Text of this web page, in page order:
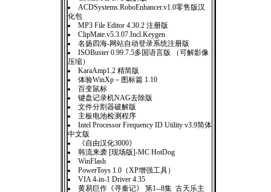
ACDSystems.RoboEnhancer.v1.0零售版汉
化包
MP3 File Editor 4.30.2 注册版
ClipMate.v5.3.07.Incl.Keygen
名扬四海-网站自动登录系统注册版
ISOBuster 0.99.7.5多国语言版 （可解影像
压缩）
KaraAmp1.2 精简版
体验WinXp－图标篇 1.10
百变鼠标
键盘记录机NAG去除版
文件分割器破解版
主板电池检测程序
Intel Processor Frequency ID Utility v3.9简体
中文版
《自由汉化3000》
韩流来袭 [现场版]-MC HotDog
WinFlash
PowerToys 1.0（XP增强工具）
VIA 4-in-1 Driver 4.35
黄易巨作《寻秦记》 第1--8集 古天乐主